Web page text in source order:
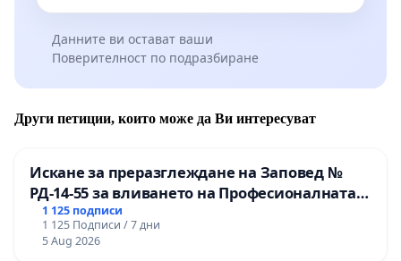
Данните ви остават ваши
Поверителност по подразбиране
Други петиции, които може да Ви интересуват
Искане за преразглеждане на Заповед №
РД-14-55 за вливането на Професионалната
гимназия по промишлени технологии в
Професионалната гимназия по икономика и
мениджмънт – гр. Пазарджик
1 125 подписи
1 125 Подписи / 7 дни
5 Aug 2026